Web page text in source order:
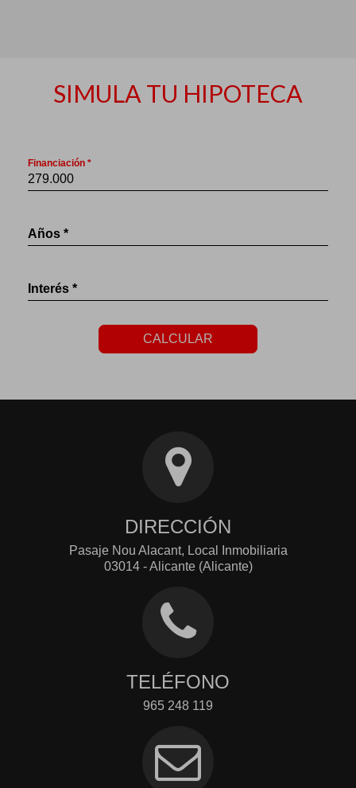
SIMULA TU HIPOTECA
Financiación *
Años *
Interés *
CALCULAR
DIRECCIÓN
Pasaje Nou Alacant, Local Inmobiliaria
03014 - Alicante (Alicante)
TELÉFONO
965 248 119